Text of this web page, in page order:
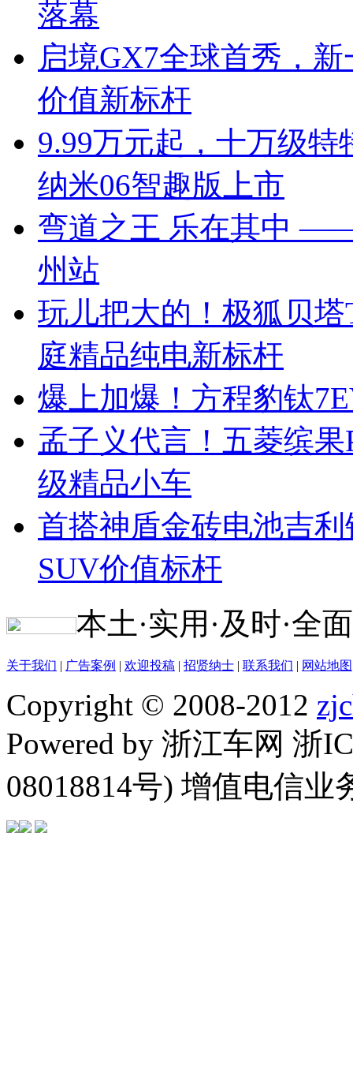
落幕
启境GX7全球首秀，
价值新标杆
9.99万元起，十万级
纳米06智趣版上市
弯道之王 乐在其中
州站
玩儿把大的！极狐贝
庭精品纯电新标杆
爆上加爆！方程豹钛
孟子义代言！五菱缤
级精品小车
首搭神盾金砖电池吉
SUV价值标杆
本土·实用·及时·全
关于我们 | 广告案例 | 欢迎投稿 | 招贤纳士 | 联系我们 | 网站地图
Copyright © 2008-2012
Powered by 浙江车网 浙
08018814号) 增值电信业